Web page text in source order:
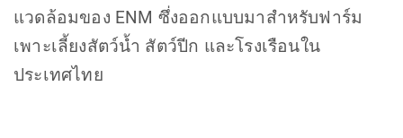
แวดล้อมของ ENM ซึ่งออกแบบมาสำหรับฟาร์ม
เพาะเลี้ยงสัตว์น้ำ สัตว์ปีก และโรงเรือนใน
ประเทศไทย